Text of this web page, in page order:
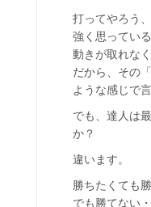
打ってやろう
強く思ってい
動きが取れなく
だから、その
ような感じで
でも、達人は
か？
違います。
勝ちたくても
でも勝てない